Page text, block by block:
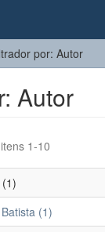
por: Autor
Autor
1-10
(1)